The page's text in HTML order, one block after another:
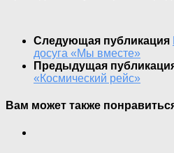
Следующая публикация
досуга «Мы вместе»
Предыдущая
«Космический рейс»
Вам может также